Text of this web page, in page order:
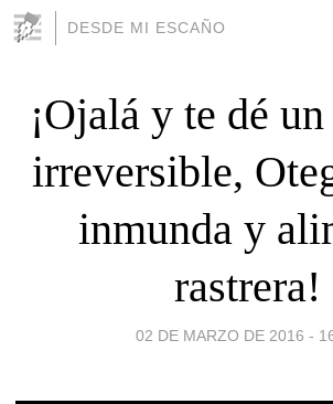
DESDE MI ESCAÑO
¡Ojalá y te dé
irreversible,
inmunda y
rastrera!
02 DE MARZO DE 2016 -